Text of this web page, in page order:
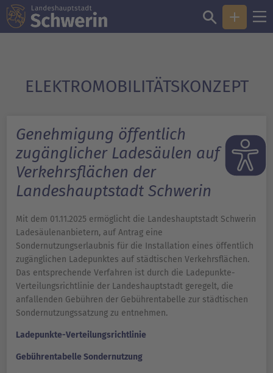
ELEKTRO­MOBILITÄTS­KONZEPT
Genehmigung öffentlich
zugänglicher Ladesäulen auf
Verkehrsflächen der
Landeshauptstadt Schwerin
Mit dem 01.11.2025 ermöglicht die Landeshauptstadt Schwerin
Ladesäulenanbietern, auf Antrag eine
Sondernutzungserlaubnis für die Installation eines öffentlich
zugänglichen Ladepunktes auf städtischen Verkehrsflächen.
Das entsprechende Verfahren ist durch die Ladepunkte-
Verteilungsrichtlinie der Landeshauptstadt geregelt, die
anfallenden Gebühren der Gebührentabelle zur städtischen
Sondernutzungssatzung zu entnehmen.
Ladepunkte-Verteilungsrichtlinie
Gebührentabelle Sondernutzung